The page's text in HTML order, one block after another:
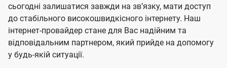
сьогодні залишатися завжди на звʼязку, мати доступ
до стабільного високошвидкісного інтернету. Наш
інтернет-провайдер стане для Вас надійним та
відповідальним партнером, який прийде на допомогу
у будь-якій ситуації.